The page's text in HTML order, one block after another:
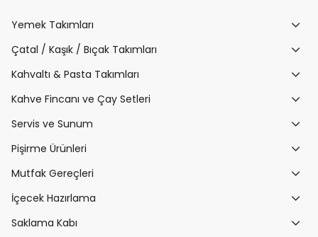
Yemek Takımları
Çatal / Kaşık / Bıçak Takımları
Kahvaltı & Pasta Takımları
Kahve Fincanı ve Çay Setleri
Servis ve Sunum
Pişirme Ürünleri
Mutfak Gereçleri
İçecek Hazırlama
Saklama Kabı